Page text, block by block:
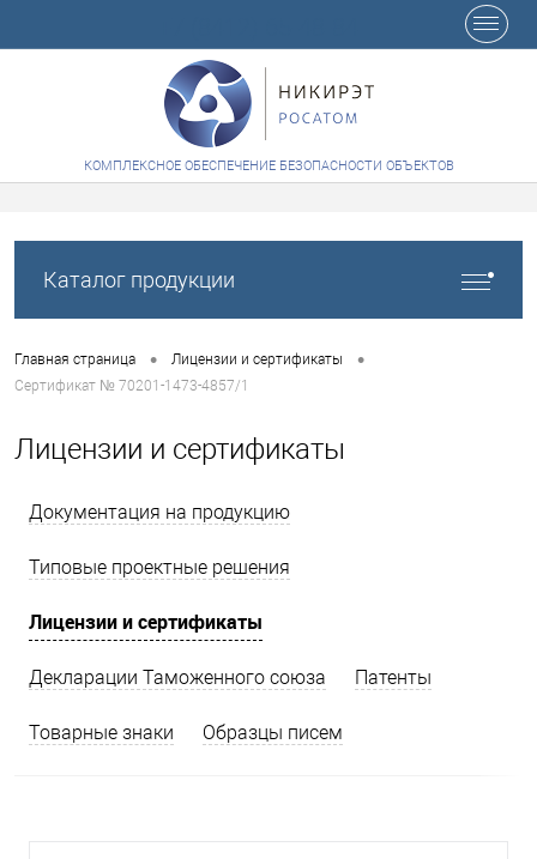
КОМПЛЕКСНОЕ ОБЕСПЕЧЕНИЕ БЕЗОПАСНОСТИ ОБЪЕКТОВ
Каталог продукции
Главная страница • Лицензии и сертификаты •
Сертификат № 70201-1473-4857/1
Лицензии и сертификаты
Документация на продукцию
Типовые проектные решения
Лицензии и сертификаты
Декларации Таможенного союза Патенты
Товарные знаки Образцы писем